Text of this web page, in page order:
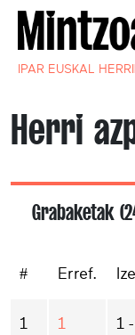
IPAR EUSKAL
Herri
Grabaketak
# Erref.
1 1
1